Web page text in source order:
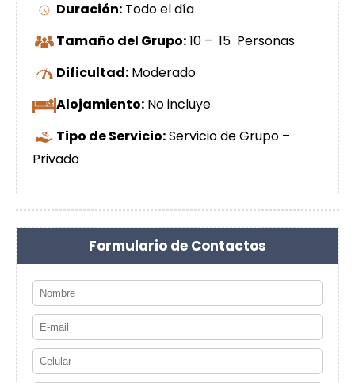
Duración: Todo el día
Tamaño del Grupo:10 – 15 Personas
Dificultad: Moderado
Alojamiento: No incluye
Tipo de Servicio:Servicio de Grupo –
Privado
Formulario de Contactos